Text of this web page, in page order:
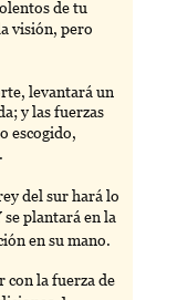
de tu
visión, pero
levantará un
y las fuerzas
escogido,
del sur hará lo
plantará en la
en su mano.
con la fuerza de